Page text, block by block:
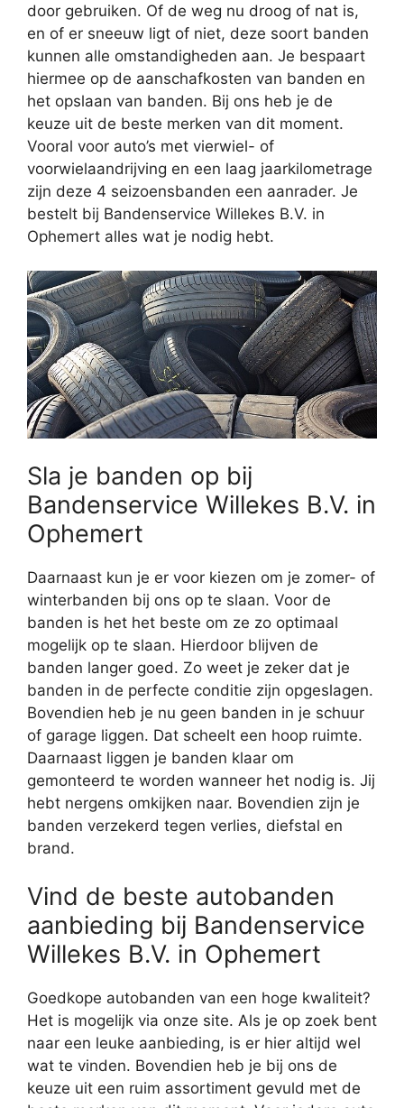
door gebruiken. Of de weg nu droog of nat is,
en of er sneeuw ligt of niet, deze soort banden
kunnen alle omstandigheden aan. Je bespaart
hiermee op de aanschafkosten van banden en
het opslaan van banden. Bij ons heb je de
keuze uit de beste merken van dit moment.
Vooral voor auto’s met vierwiel- of
voorwielaandrijving en een laag jaarkilometrage
zijn deze 4 seizoensbanden een aanrader. Je
bestelt bij Bandenservice Willekes B.V. in
Ophemert alles wat je nodig hebt.
Sla je banden op bij
Bandenservice Willekes B.V. in
Ophemert
Daarnaast kun je er voor kiezen om je zomer- of
winterbanden bij ons op te slaan. Voor de
banden is het het beste om ze zo optimaal
mogelijk op te slaan. Hierdoor blijven de
banden langer goed. Zo weet je zeker dat je
banden in de perfecte conditie zijn opgeslagen.
Bovendien heb je nu geen banden in je schuur
of garage liggen. Dat scheelt een hoop ruimte.
Daarnaast liggen je banden klaar om
gemonteerd te worden wanneer het nodig is. Jij
hebt nergens omkijken naar. Bovendien zijn je
banden verzekerd tegen verlies, diefstal en
brand.
Vind de beste autobanden
aanbieding bij Bandenservice
Willekes B.V. in Ophemert
Goedkope autobanden van een hoge kwaliteit?
Het is mogelijk via onze site. Als je op zoek bent
naar een leuke aanbieding, is er hier altijd wel
wat te vinden. Bovendien heb je bij ons de
keuze uit een ruim assortiment gevuld met de